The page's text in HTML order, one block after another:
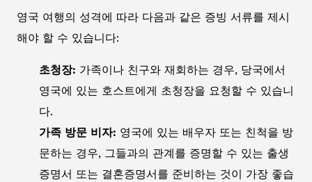
영국 여행의 성격에 따라 다음과 같은 증빙 서류를 제시
해야 할 수 있습니다:
초청장: 가족이나 친구와 재회하는 경우, 당국에서
영국에 있는 호스트에게 초청장을 요청할 수 있습니
다.
가족 방문 비자: 영국에 있는 배우자 또는 친척을 방
문하는 경우, 그들과의 관계를 증명할 수 있는 출생
증명서 또는 결혼증명서를 준비하는 것이 가장 좋습